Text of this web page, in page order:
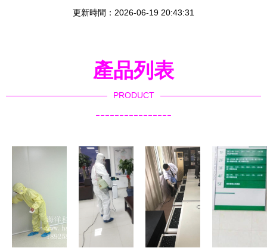
更新時間：2026-06-19 20:43:31
產品列表
PRODUCT
----------------